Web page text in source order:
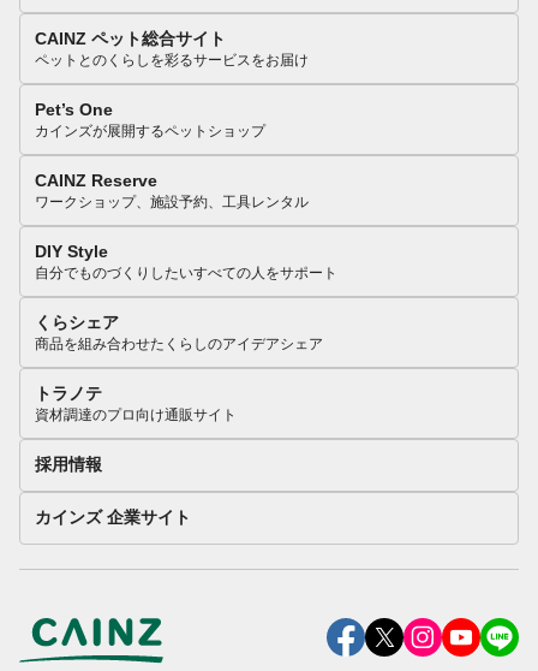
CAINZ ペット総合サイト
ペットとのくらしを彩るサービスをお届け
Pet’s One
カインズが展開するペットショップ
CAINZ Reserve
ワークショップ、施設予約、工具レンタル
DIY Style
自分でものづくりしたいすべての人をサポート
くらシェア
商品を組み合わせたくらしのアイデアシェア
トラノテ
資材調達のプロ向け通販サイト
採用情報
カインズ 企業サイト